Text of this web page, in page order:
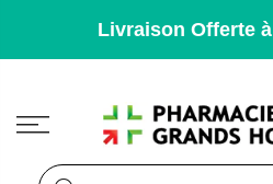
Livraison Offerte